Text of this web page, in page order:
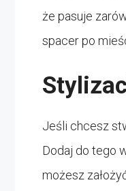
że pasuje
spacer po
Jeśli chcesz
Dodaj do tego
możesz